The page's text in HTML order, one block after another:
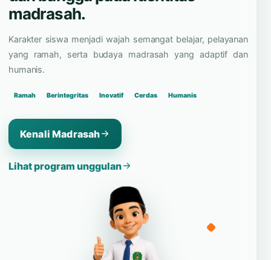
madrasah.
Karakter siswa menjadi wajah semangat belajar, pelayanan
yang ramah, serta budaya madrasah yang adaptif dan
humanis.
Ramah Berintegritas Inovatif Cerdas Humanis
Kenali Madrasah
Lihat program unggulan